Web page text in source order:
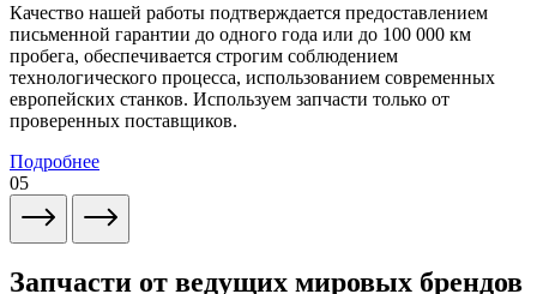
Качество нашей работы подтверждается предоставлением
письменной гарантии до одного года или до 100 000 км
пробега, обеспечивается строгим соблюдением
технологического процесса, использованием современных
европейских станков. Используем запчасти только от
проверенных поставщиков.
Подробнее
05
Запчасти от ведущих мировых брендов